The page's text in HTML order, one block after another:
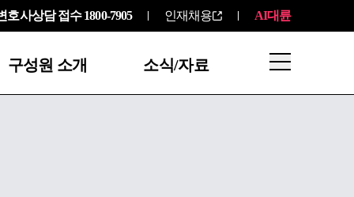
호사상담 접수 1800-7905 인재채용 AI대륜
구성원 소개 소식/자료